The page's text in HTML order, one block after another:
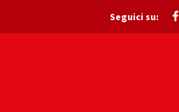
Seguici su: